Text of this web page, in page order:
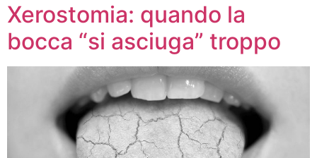
Xerostomia: quando la
bocca “si asciuga” troppo